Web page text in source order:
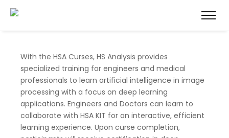
With the HSA Curses, HS Analysis provides
specialized training for engineers and medical
professionals to learn artificial intelligence in image
processing with a focus on deep learning
applications. Engineers and Doctors can learn to
collaborate with HSA KIT for an interactive, efficient
learning experience. Upon curse completion,